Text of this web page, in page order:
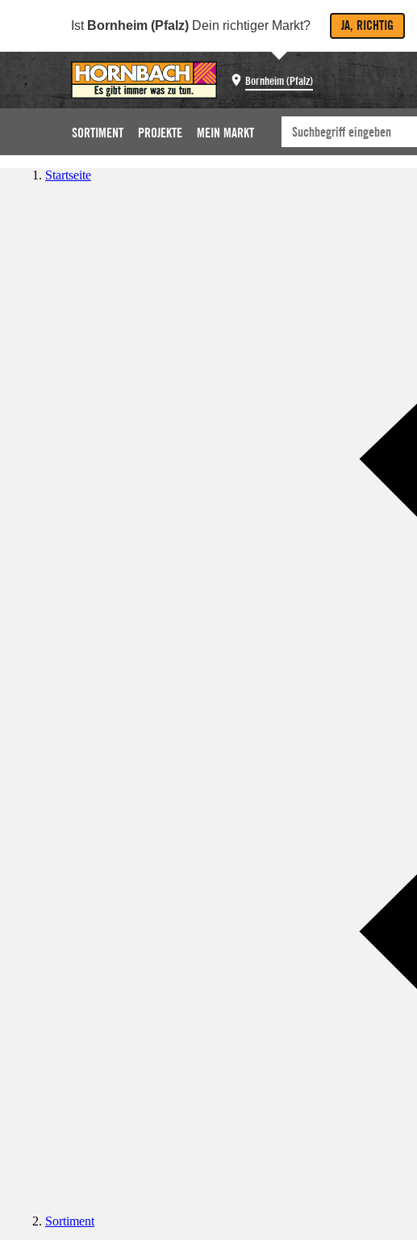
Ist Bornheim (Pfalz) Dein richtiger Markt? JA, RICHTIG
Bornheim (Pfalz)
SORTIMENT PROJEKTE MEIN MARKT
Startseite
Sortiment